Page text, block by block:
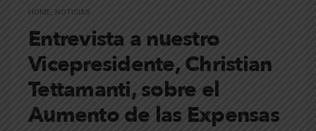
HOME, NOTICIAS
Entrevista a nuestro
Vicepresidente, Christian
Tettamanti, sobre el
Aumento de las Expensas